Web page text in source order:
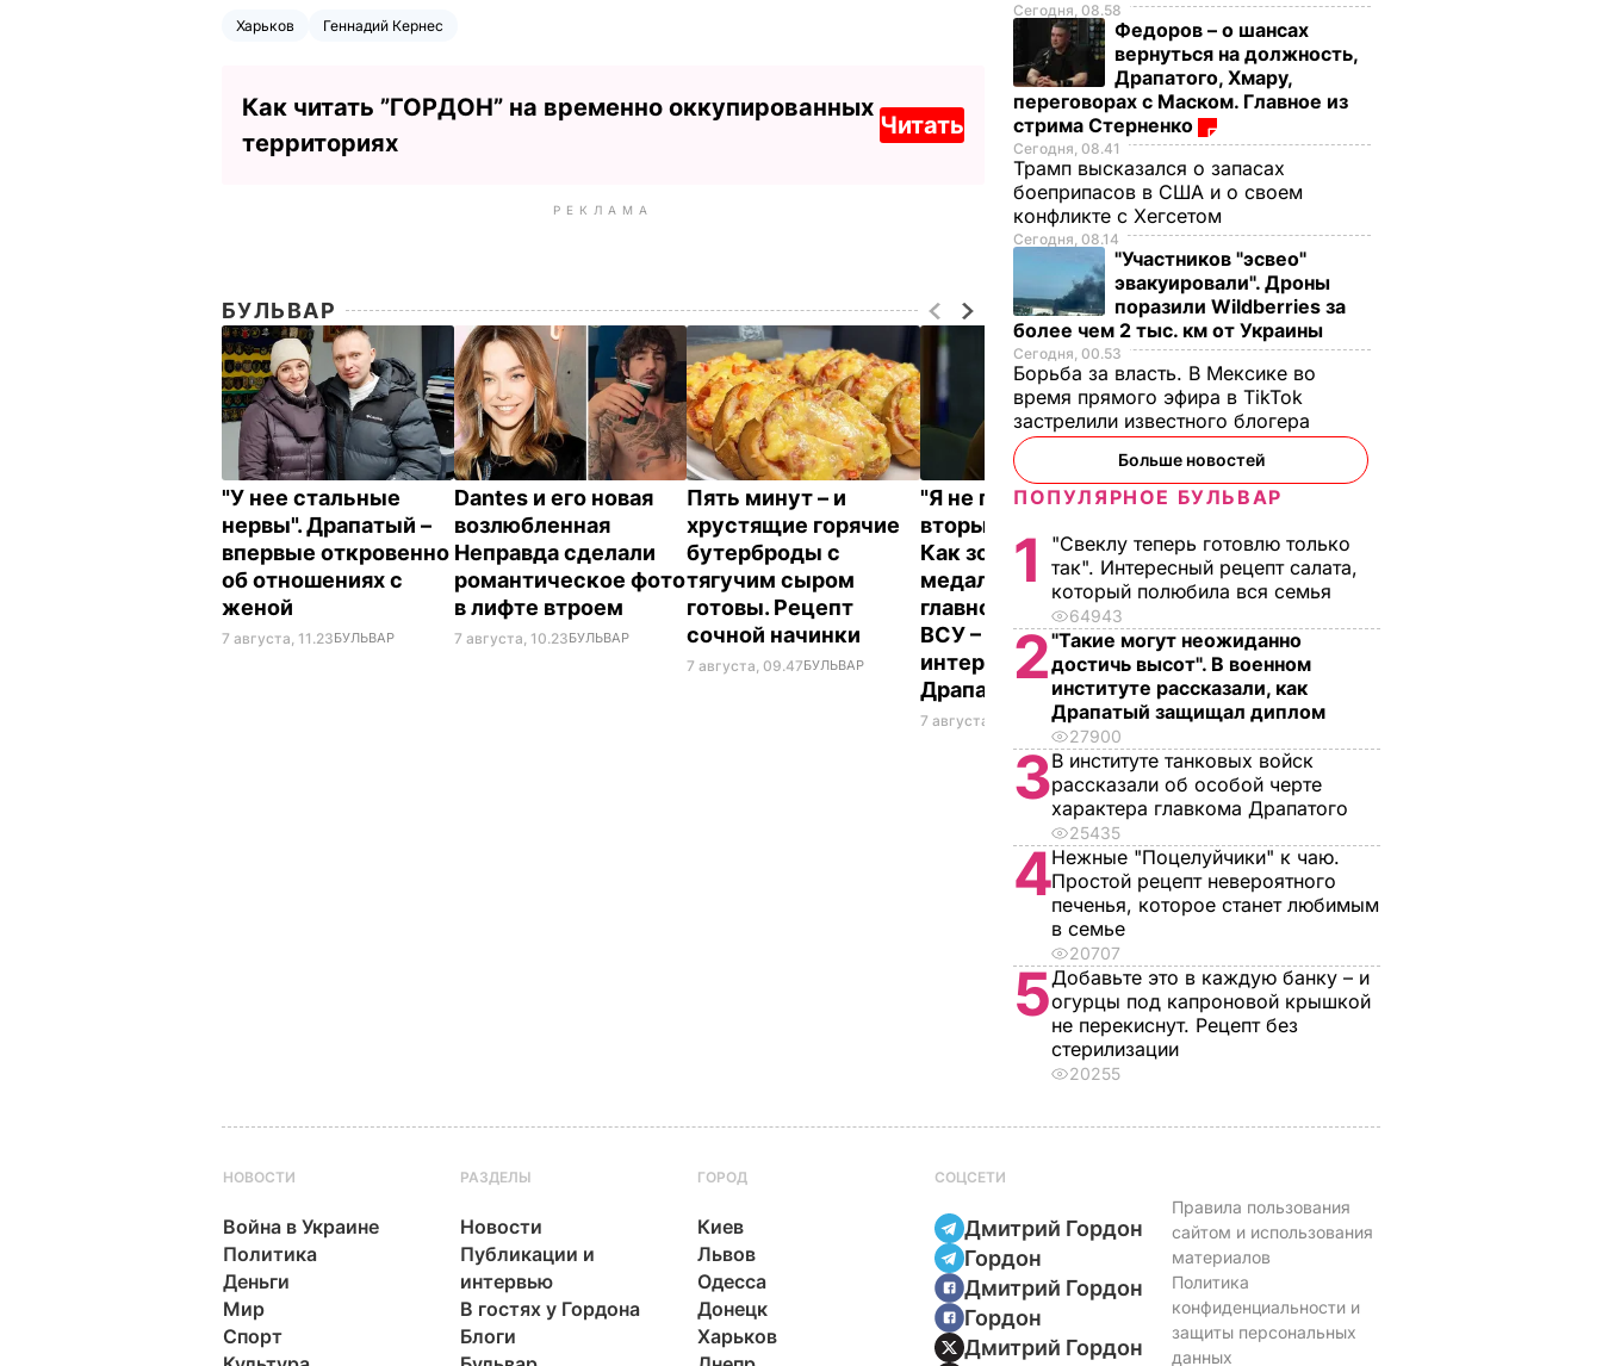
Харьков Геннадий Кернес
Как читать ”ГОРДОН” на временно оккупированных
территориях
Читать
РЕКЛАМА
БУЛЬВАР
"У нее стальные
нервы". Драпатый –
впервые откровенно
об отношениях с
женой
7 августа, 11.23БУЛЬВАР
Dantes и его новая
возлюбленная
Неправда сделали
романтическое фото
в лифте втроем
7 августа, 10.23БУЛЬВАР
Пять минут – и
хрустящие горячие
бутерброды с
тягучим сыром
готовы. Рецепт
сочной начинки
7 августа, 09.47БУЛЬВАР
"Я не привык быть
вторым номером".
Как золотой
медалист стал
главнокомандующим
ВСУ – самое
интересное о
Драпатом
7 августа, 09.47 ОБЩЕСТВО
Вся семья попросит
будет стоять на весь
дом. Рецепт
оджахури –
грузинского блюда
7 августа, 09.32БУЛЬВАР
Сегодня, 08.58
Федоров – о шансах
вернуться на должность,
Драпатого, Хмару,
переговорах с Маском. Главное из
стрима Стерненко
Сегодня, 08.41
Трамп высказался о запасах
боеприпасов в США и о своем
конфликте с Хегсетом
Сегодня, 08.14
"Участников "эсвео"
эвакуировали". Дроны
поразили Wildberries за
более чем 2 тыс. км от Украины
Сегодня, 00.53
Борьба за власть. В Мексике во
время прямого эфира в TikTok
застрелили известного блогера
Больше новостей
ПОПУЛЯРНОЕ БУЛЬВАР
1
"Свеклу теперь готовлю только
так". Интересный рецепт салата,
который полюбила вся семья
64943
2"Такие могут неожиданно
достичь высот". В военном
институте рассказали, как
Драпатый защищал диплом
27900
3В институте танковых войск
рассказали об особой черте
характера главкома Драпатого
25435
4Нежные "Поцелуйчики" к чаю.
Простой рецепт невероятного
печенья, которое станет любимым
в семье
20707
5Добавьте это в каждую банку – и
огурцы под капроновой крышкой
не перекиснут. Рецепт без
стерилизации
20255
НОВОСТИ
Война в Украине
Политика
Деньги
Мир
Спорт
РАЗДЕЛЫ
Новости
Публикации и
интервью
В гостях у Гордона
Блоги
ГОРОД
Киев
Львов
Одесса
Донецк
Харьков
СОЦСЕТИ
Дмитрий Гордон
Гордон
Дмитрий Гордон
Гордон
Дмитрий Гордон
Правила пользования
сайтом и использования
материалов
Политика
конфиденциальности и
защиты персональных
данных